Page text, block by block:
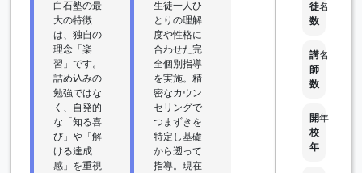
白石塾の最
大の特徴
は、独自の
理念「楽
習」です。
詰め込みの
勉強ではな
く、自発的
な「知る喜
び」や「解
ける達成
感」を重視
生徒一人ひ
とりの理解
度や性格に
合わせた完
全個別指導
を実施。精
密なカウン
セリングで
つまずきを
特定し基礎
から遡って
指導。現在
徒
数
名
講
師
数
名
開
校
年
年